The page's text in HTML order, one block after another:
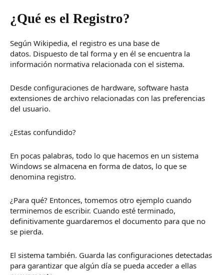
¿Qué es el Registro?
Según Wikipedia, el registro es una base de
datos. Dispuesto de tal forma y en él se encuentra la
información normativa relacionada con el sistema.
Desde configuraciones de hardware, software hasta
extensiones de archivo relacionadas con las preferencias
del usuario.
¿Estas confundido?
En pocas palabras, todo lo que hacemos en un sistema
Windows se almacena en forma de datos, lo que se
denomina registro.
¿Para qué? Entonces, tomemos otro ejemplo cuando
terminemos de escribir. Cuando esté terminado,
definitivamente guardaremos el documento para que no
se pierda.
El sistema también. Guarda las configuraciones detectadas
para garantizar que algún día se pueda acceder a ellas